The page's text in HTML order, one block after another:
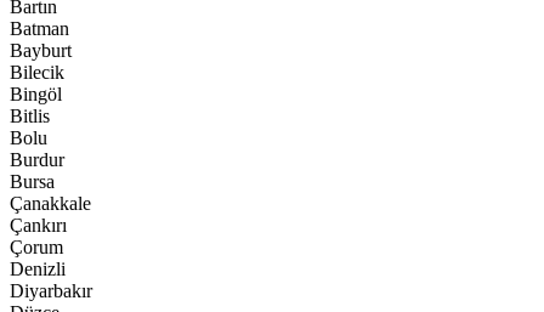
Bartın
Batman
Bayburt
Bilecik
Bingöl
Bitlis
Bolu
Burdur
Bursa
Çanakkale
Çankırı
Çorum
Denizli
Diyarbakır